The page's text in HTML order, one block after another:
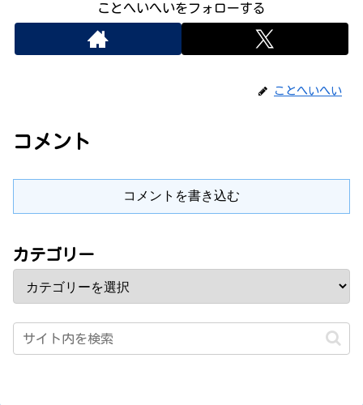
ことへいへいをフォローする
ことへいへい
コメント
コメントを書き込む
カテゴリー